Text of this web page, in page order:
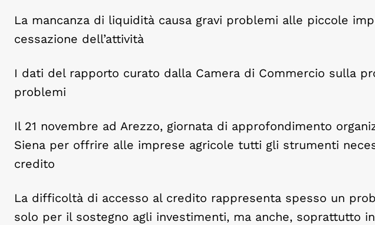
La mancanza di liquidità causa gravi problemi alle piccole
cessazione dell’attività
I dati del rapporto curato dalla Camera di Commercio sulla
problemi
Il 21 novembre ad Arezzo, giornata di approfondimento
Siena per offrire alle imprese agricole tutti gli strumenti
credito
La difficoltà di accesso al credito rappresenta spesso un
solo per il sostegno agli investimenti, ma anche, soprattutto